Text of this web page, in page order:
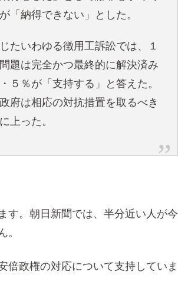
「納得できない」とした。
たいわゆる徴用工訴訟では、１
題は完全かつ最終的に解決済み
５％が「支持する」と答えた。
府は相応の対抗措置を取るべき
上った。
す。朝日新聞では、半分近い人が今
。
倍政権の対応について支持していま